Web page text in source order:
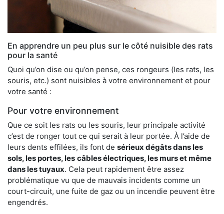
En apprendre un peu plus sur le côté nuisible des rats
pour la santé
Quoi qu’on dise ou qu’on pense, ces rongeurs (les rats, les
souris, etc.) sont nuisibles à votre environnement et pour
votre santé :
Pour votre environnement
Que ce soit les rats ou les souris, leur principale activité
c’est de ronger tout ce qui serait à leur portée. À l’aide de
leurs dents effilées, ils font de sérieux dégâts dans les
sols, les portes, les câbles électriques, les murs et même
dans les tuyaux. Cela peut rapidement être assez
problématique vu que de mauvais incidents comme un
court-circuit, une fuite de gaz ou un incendie peuvent être
engendrés.